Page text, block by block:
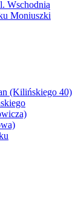
Wschodnią
Moniuszki
(Kilińskiego 40)